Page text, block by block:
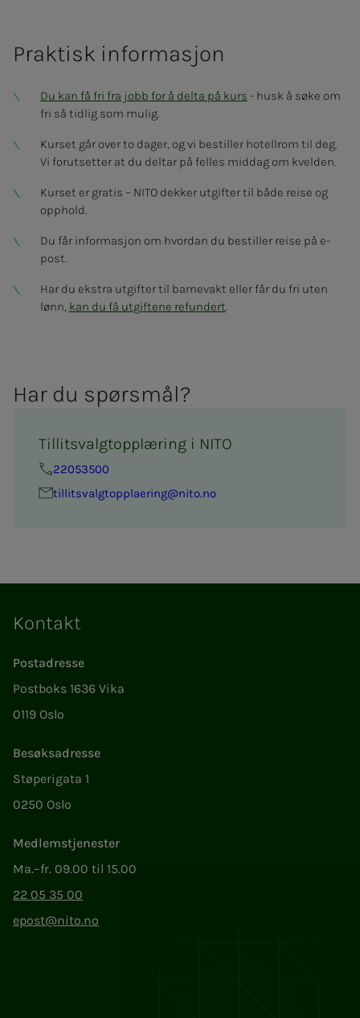
Praktisk informasjon
Du kan få fri fra jobb for å delta på kurs - husk å søke om
fri så tidlig som mulig.
Kurset går over to dager, og vi bestiller hotellrom til deg.
Vi forutsetter at du deltar på felles middag om kvelden.
Kurset er gratis – NITO dekker utgifter til både reise og
opphold.
Du får informasjon om hvordan du bestiller reise på e-
post.
Har du ekstra utgifter til barnevakt eller får du fri uten
lønn, kan du få utgiftene refundert
Har du spørs­­­mål?
Tillitsvalgtopplæring i NITO
22053500
til­­­­­lits­valg­topp­la­e­ring@nito.no
Kontakt
Postadresse
Postboks 1636 Vika
0119 Oslo
Besøksadresse
Støperigata 1
0250 Oslo
Medlemstjenester
Ma.–fr. 09.00 til 15.00
22 05 35 00
epost@nito.no